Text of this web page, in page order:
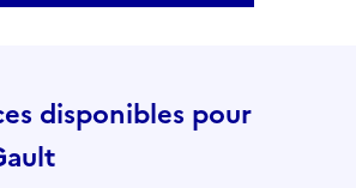
disponibles pour